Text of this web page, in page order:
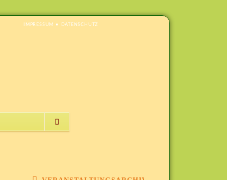
NAVIGATION
IMPRESSUM DATENSCHUTZ
ÜBERSPRINGEN